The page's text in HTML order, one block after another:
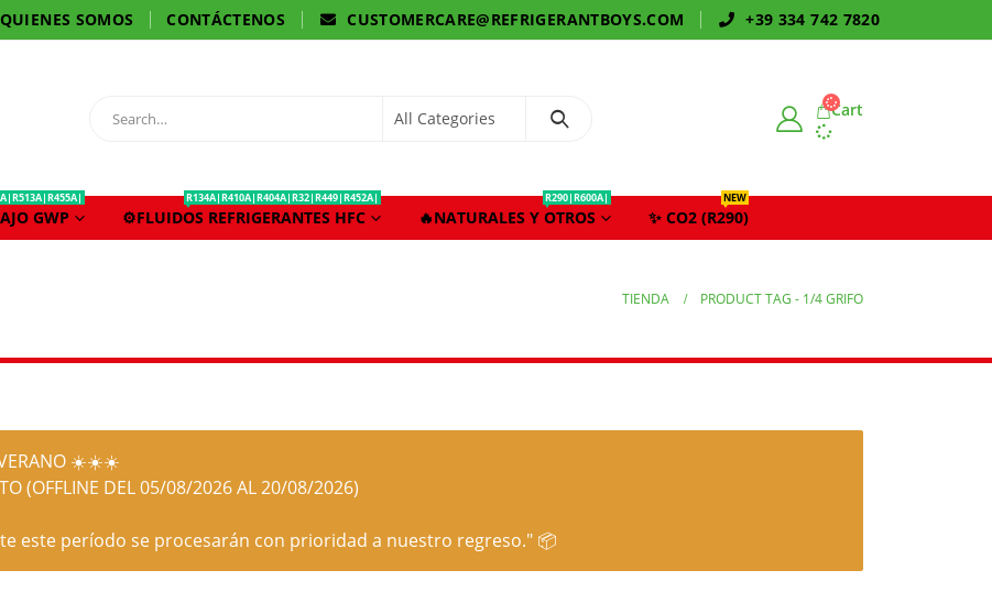
QUIENES SOMOS CONTÁCTENOS CUSTOMERCARE@REFRIGERANTBOYS.COM +39 334 742 7820
Cart
GWP ⚙️FLUIDOS REFRIGERANTES HFC
R134A|R410A|R404A|R32|R449|R452A|
🔥NATURALES Y OTROS
R290|R600A|
✨ CO2 (R290)
NEW
TIENDA PRODUCT TAG - 1/4 GRIFO
VERANO ☀️☀️☀️
(OFFLINE DEL 05/08/2026 AL 20/08/2026)
este período se procesarán con prioridad a nuestro regreso." 📦